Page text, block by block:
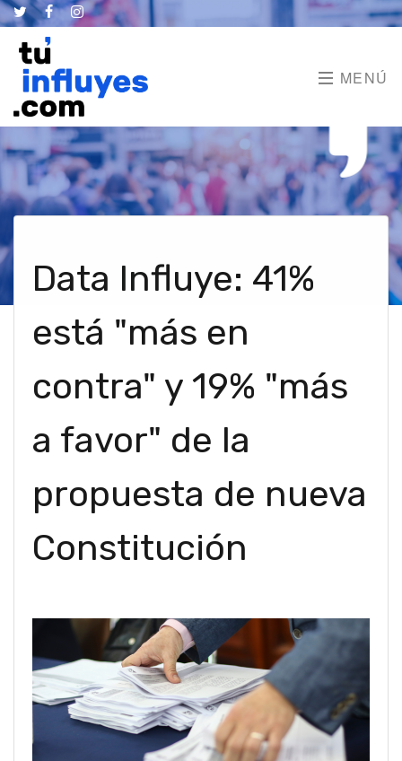
MENÚ
Data Influye: 41%
está "más en
contra" y 19% "más
a favor" de la
propuesta de nueva
Constitución